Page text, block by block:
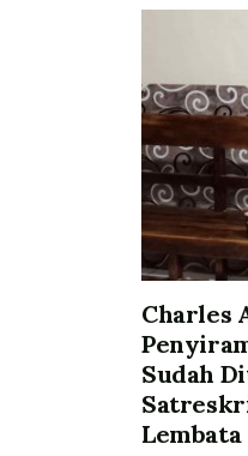
Charles
Sudah
Lembata